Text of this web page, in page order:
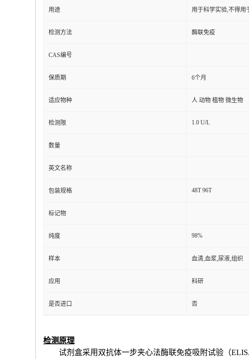
用途 用于科学实验,不得用
检测方法 酶联免疫
CAS编号
保质期 6个月
适应物种 人 动物 植物 微生物
检测限 1.0 U/L
数量
英文名称
包装规格 48T 96T
标记物
纯度 98%
样本 血清,血浆,尿液,组织
应用 科研
是否进口 否
检测原理
试剂盒采用双抗体一步夹心法酶联免疫吸附试验（